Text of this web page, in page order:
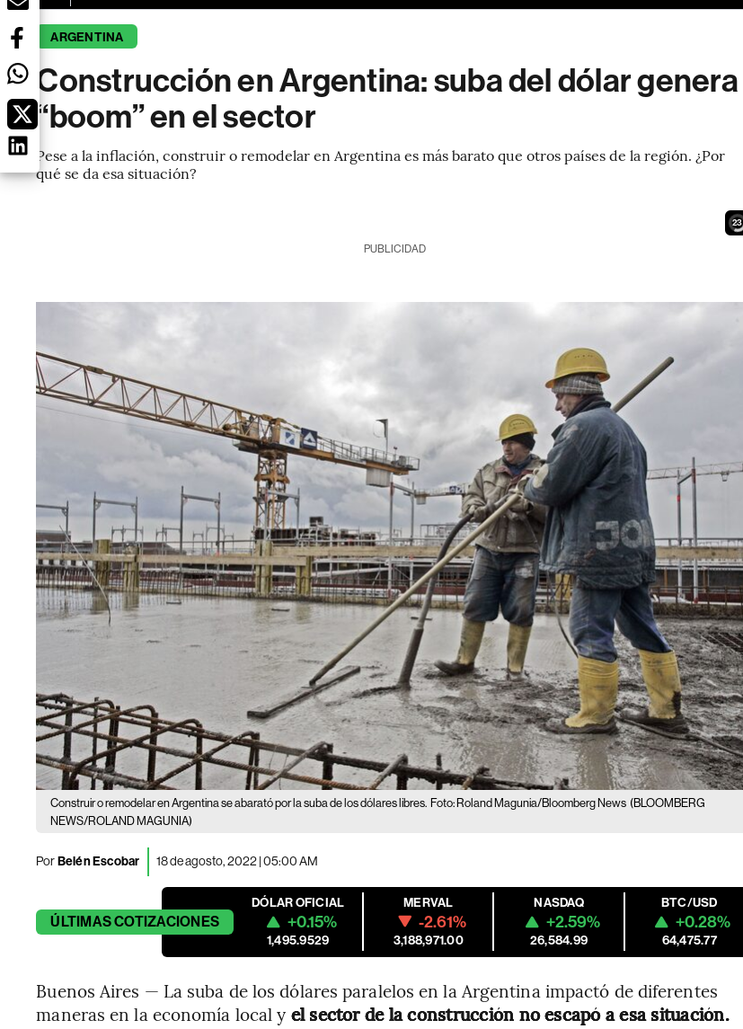
ARGENTINA
Construcción en Argentina: suba del dólar genera
“boom” en el sector
Pese a la inflación, construir o remodelar en Argentina es más barato que otros países de la región. ¿Por
qué se da esa situación?
21
PUBLICIDAD
Construir o remodelar en Argentina se abarató por la suba de los dólares libres. Foto: Roland Magunia/Bloomberg News (BLOOMBERG
NEWS/ROLAND MAGUNIA)
PorBelén Escobar 18 de agosto, 2022 | 05:00 AM
ÚLTIMASCOTIZACIONES
DÓLAR OFICIAL
+0.15%
1,495.9529
MERVAL
-2.61%
3,188,971.00
NASDAQ
+2.59%
26,584.99
BTC/USD
+0.28%
64,475.77
Buenos Aires — La suba de los dólares paralelos en la Argentina impactó de diferentes
maneras en la economía local y el sector de la construcción no escapó a esa situación.